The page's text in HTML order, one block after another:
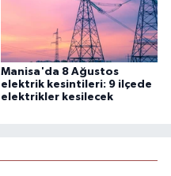
Manisa'da 8 Ağustos
elektrik kesintileri: 9 ilçede
elektrikler kesilecek